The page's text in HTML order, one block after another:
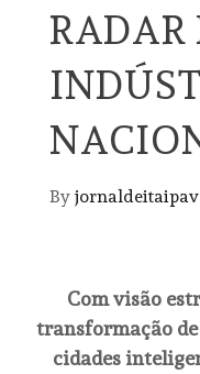
By
Com visão
transformação
cidades